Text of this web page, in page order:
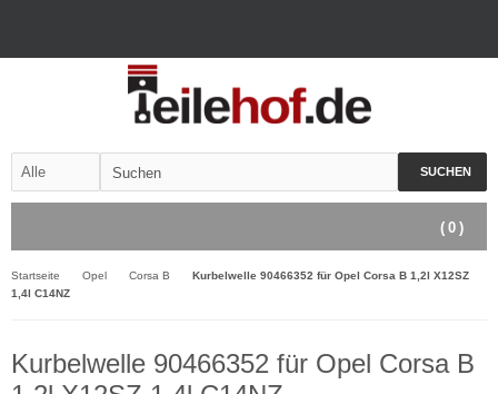
SUCHEN
( 0 )
Startseite Opel Corsa B
Kurbelwelle 90466352 für Opel Corsa B 1,2l X12SZ
1,4l C14NZ
Kurbelwelle 90466352 für Opel Corsa B